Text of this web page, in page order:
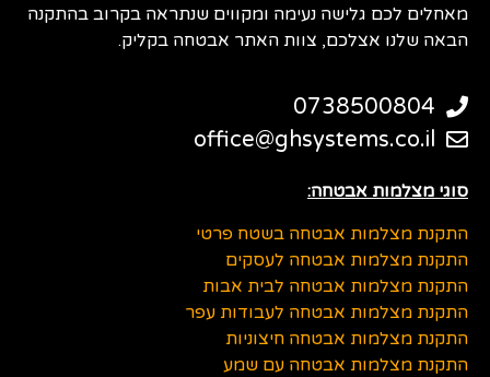
מאחלים לכם גלישה נעימה ומקווים שנתראה בקרוב בהתקנה
הבאה שלנו אצלכם, צוות האתר אבטחה בקליק.
0738500804
office@ghsystems.co.il
סוגי מצלמות אבטחה:
התקנת מצלמות אבטחה בשטח פרטי
התקנת מצלמות אבטחה לעסקים
התקנת מצלמות אבטחה לבית אבות
התקנת מצלמות אבטחה לעבודות עפר
התקנת מצלמות אבטחה חיצוניות
התקנת מצלמות אבטחה עם שמע